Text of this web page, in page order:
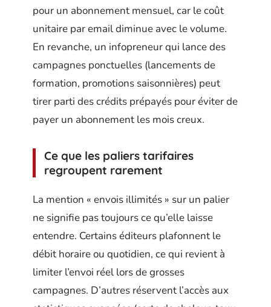
pour un abonnement mensuel, car le coût
unitaire par email diminue avec le volume.
En revanche, un infopreneur qui lance des
campagnes ponctuelles (lancements de
formation, promotions saisonnières) peut
tirer parti des crédits prépayés pour éviter de
payer un abonnement les mois creux.
Ce que les paliers tarifaires
regroupent rarement
La mention « envois illimités » sur un palier
ne signifie pas toujours ce qu’elle laisse
entendre. Certains éditeurs plafonnent le
débit horaire ou quotidien, ce qui revient à
limiter l’envoi réel lors de grosses
campagnes. D’autres réservent l’accès aux